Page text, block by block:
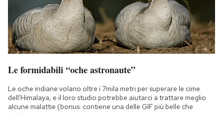
Le formidabili “oche astronaute”
Le oche indiane volano oltre i 7mila metri per superare le cime
dell'Himalaya, e il loro studio potrebbe aiutarci a trattare meglio
alcune malattie (bonus: contiene una delle GIF più belle che